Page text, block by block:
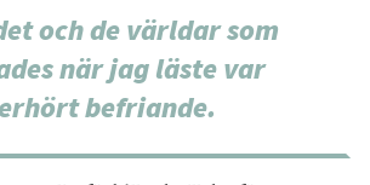
och de världar som
när jag läste var
befriande.